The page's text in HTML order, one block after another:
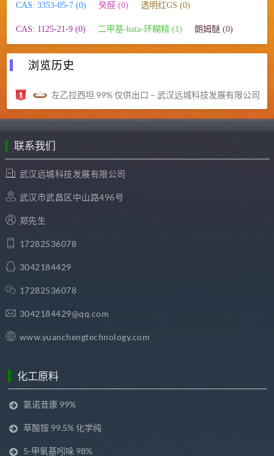
CAS: 3353-05-7 (0) 癸醛 (0) 透明红GS (0)
CAS: 1125-21-9 (0) 二甲基-bata-环糊精 (1) 朗姆醚 (0)
浏览历史
左乙拉西坦 99% 仅供出口 – 武汉远城科技发展有限公司
联系我们
武汉远城科技发展有限公司
武汉市武昌区中山路496号
郑先生
17282536078
3042184429
17282536078
3042184429@qq.com
www.yuanchengtechnology.com
化工原料
氯诺昔康 99%
草酸铵 99.5% 化学纯
5-甲氧基吲哚 98%